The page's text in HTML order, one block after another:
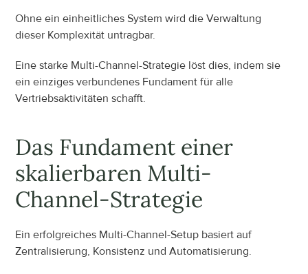
Ohne ein einheitliches System wird die Verwaltung
dieser Komplexität untragbar.
Eine starke Multi-Channel-Strategie löst dies, indem sie
ein einziges verbundenes Fundament für alle
Vertriebsaktivitäten schafft.
Das Fundament einer
skalierbaren Multi-
Channel-Strategie
Ein erfolgreiches Multi-Channel-Setup basiert auf
Zentralisierung, Konsistenz und Automatisierung.